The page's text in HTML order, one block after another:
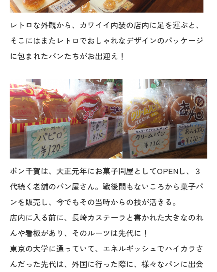
レトロな外観から、カワイイ内装の店内に足を運ぶと、
そこにはまたレトロでおしゃれなデザインのパッケージ
に包まれたパンたちがお出迎え！
ボン千賀は、大正元年にお菓子問屋としてOPENし、３
代続く老舗のパン屋さん。戦後間もないころから菓子パ
ンを販売し、今でもその当時からの技が活きる。
店内に入る前に、長崎カステーラと書かれた大きなのれ
んや看板があり、そのルーツは先代に！
東京の大学に通っていて、エネルギッシュでハイカラさ
んだった先代は、外国に行った際に、様々なパンに出会